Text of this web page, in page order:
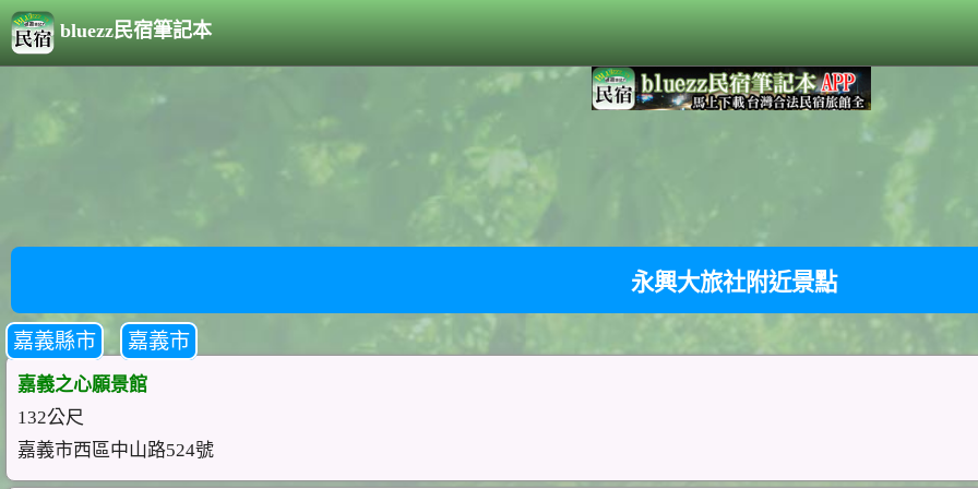
bluezz民宿筆記本
永興大旅社附近景點
嘉義縣市 嘉義市
嘉義之心願景館
132公尺
嘉義市西區中山路524號